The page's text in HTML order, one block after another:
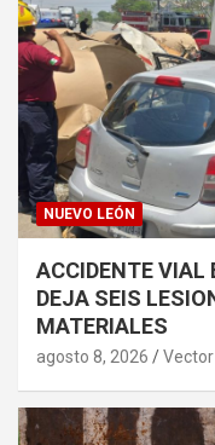
NUEVO LEÓN
ACCIDENTE VIAL
DEJA SEIS
MATERIALES
agosto 8, 2026